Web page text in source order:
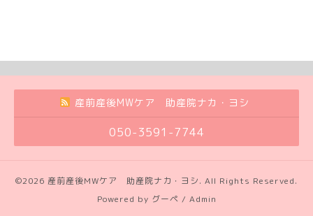
産前産後MWケア 助産院ナカ・ヨシ
050-3591-7744
©2026 産前産後MWケア 助産院ナカ・ヨシ. All Rights Reserved.
Powered by グーペ / Admin